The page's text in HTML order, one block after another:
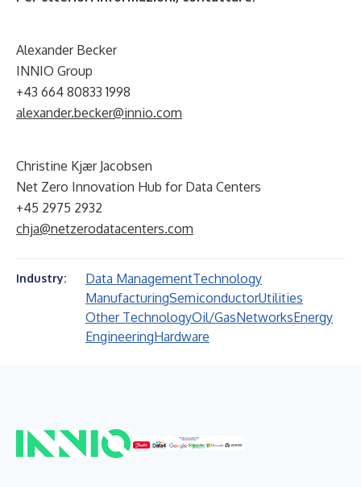
Alexander Becker
INNIO Group
+43 664 80833 1998
alexander.becker@innio.com
Christine Kjær Jacobsen
Net Zero Innovation Hub for Data Centers
+45 2975 2932
chja@netzerodatacenters.com
Industry: Data ManagementTechnology
ManufacturingSemiconductorUtilities
Other TechnologyOil/GasNetworksEnergy
EngineeringHardware